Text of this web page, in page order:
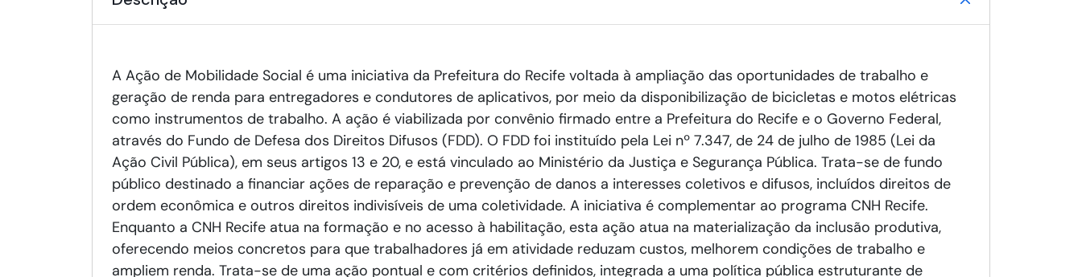
A Ação de Mobilidade Social é uma iniciativa da Prefeitura do Recife voltada à ampliação das oportunidades de trabalho e
geração de renda para entregadores e condutores de aplicativos, por meio da disponibilização de bicicletas e motos elétricas
como instrumentos de trabalho. A ação é viabilizada por convênio firmado entre a Prefeitura do Recife e o Governo Federal,
através do Fundo de Defesa dos Direitos Difusos (FDD). O FDD foi instituído pela Lei nº 7.347, de 24 de julho de 1985 (Lei da
Ação Civil Pública), em seus artigos 13 e 20, e está vinculado ao Ministério da Justiça e Segurança Pública. Trata-se de fundo
público destinado a financiar ações de reparação e prevenção de danos a interesses coletivos e difusos, incluídos direitos de
ordem econômica e outros direitos indivisíveis de uma coletividade. A iniciativa é complementar ao programa CNH Recife.
Enquanto a CNH Recife atua na formação e no acesso à habilitação, esta ação atua na materialização da inclusão produtiva,
oferecendo meios concretos para que trabalhadores já em atividade reduzam custos, melhorem condições de trabalho e
ampliem renda. Trata-se de uma ação pontual e com critérios definidos, integrada a uma política pública estruturante de